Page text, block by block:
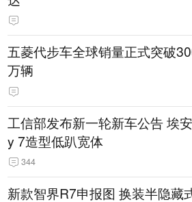
五菱代步车全球销量正式突破
万辆
工信部发布新一轮新车公告 埃
y 7造型低趴宽体
344
新款智界R7申报图 换装半隐藏